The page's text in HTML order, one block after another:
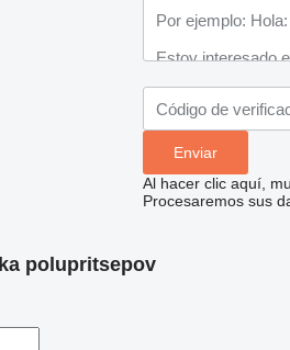
Al hacer clic aquí,
Procesaremos sus
polupritsepov